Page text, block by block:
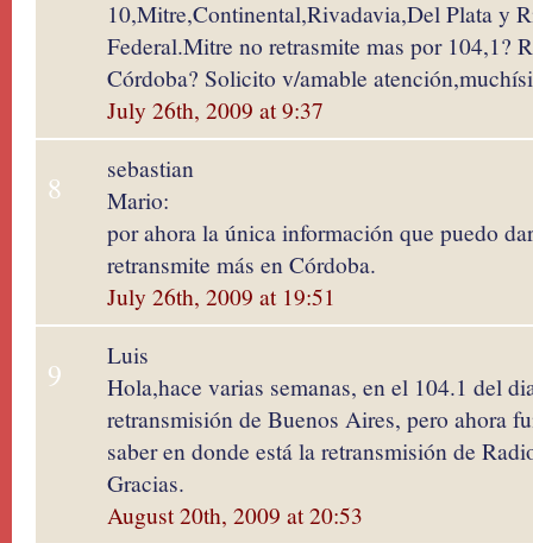
10,Mitre,Continental,Rivadavia,Del Plata y
Federal.Mitre no retrasmite mas por 104,1?
Córdoba? Solicito v/amable
July 26th, 2009 at 9:37
8
sebastian
Mario:
por ahora la única información que puedo
retransmite más en Córdoba.
July 26th, 2009 at 19:51
9
Luis
Hola,hace varias semanas, en el 104.1 del
retransmisión de Buenos Aires, pero ahora
saber en donde está la retransmisión de
Gracias.
August 20th, 2009 at 20:53